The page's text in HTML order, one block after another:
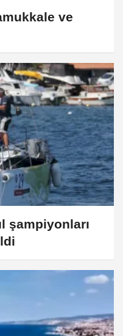
ve
şampiyonları